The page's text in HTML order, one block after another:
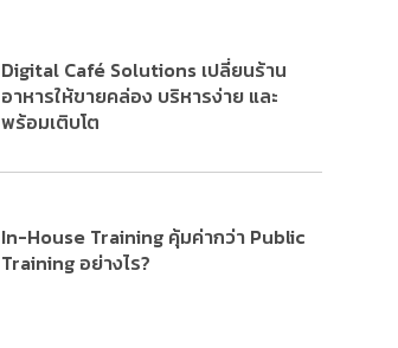
Digital Café Solutions เปลี่ยนร้าน
อาหารให้ขายคล่อง บริหารง่าย และ
พร้อมเติบโต
In-House Training คุ้มค่ากว่า Public
Training อย่างไร?